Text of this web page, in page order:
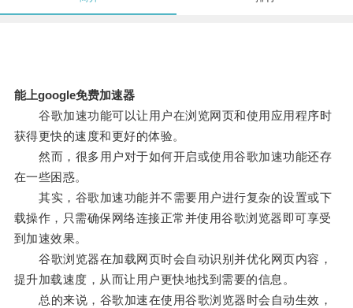
能上google免费加速器
谷歌加速功能可以让用户在浏览网页和使用应用程序时
获得更快的速度和更好的体验。
然而，很多用户对于如何开启或使用谷歌加速功能还存
在一些困惑。
其实，谷歌加速功能并不需要用户进行复杂的设置或下
载操作，只需确保网络连接正常并使用谷歌浏览器即可享受
到加速效果。
谷歌浏览器在加载网页时会自动识别并优化网页内容，
提升加载速度，从而让用户更快地找到需要的信息。
总的来说，谷歌加速在使用谷歌浏览器时会自动生效，